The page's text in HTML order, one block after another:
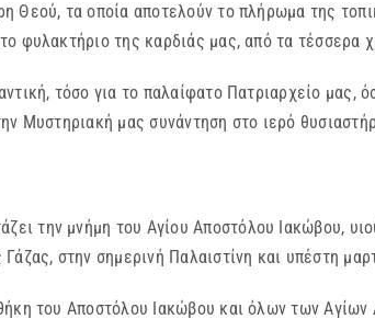
Θεού, τα οποία αποτελούν το πλήρωμα της
φυλακτήριο της καρδιάς μας, από τα τέσσερα
τόσο για το παλαίφατο Πατριαρχείο
Μυστηριακή μας συνάντηση στο ιερό
την μνήμη του Αγίου Αποστόλου Ιακώβου,
στην σημερινή Παλαιστίνη και υπέστη
του Αποστόλου Ιακώβου και όλων των